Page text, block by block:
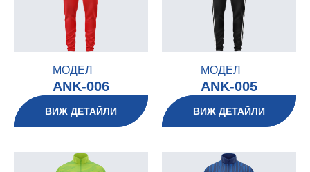
МОДЕЛ
ANK-006
ВИЖ ДЕТАЙЛИ
МОДЕЛ
ANK-005
ВИЖ ДЕТАЙЛИ